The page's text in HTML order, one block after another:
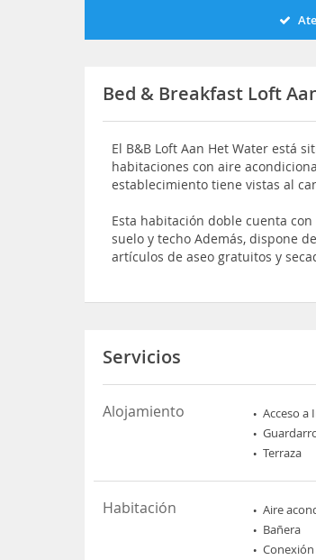
Bed & Breakfast Loft
El B&B Loft Aan Het Water está
habitaciones con aire
establecimiento tiene vistas al
Esta habitación doble cuenta
suelo y techo Además, dispone
artículos de aseo gratuitos y
Servicios
Alojamiento Acceso a
Terraza
Habitación Aire
Bañera